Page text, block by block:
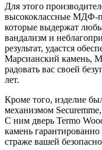
Для этого
высококлассные МДФ-
которые выдержат
вандализм и
результат, удастся
Марсианский камень,
радовать вас своей
лет.
Кроме того, изделие
механизмом
С ним дверь Termo
камень гарантированно
страже вашей